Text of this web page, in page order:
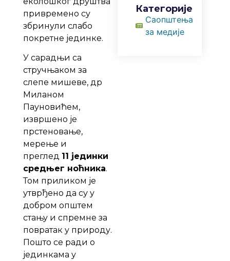
привремено су
збринули слабо
покретне јединке.
У сарадњи са
стручњаком за
слепе мишеве, др
Миланом
Пауновићем,
извршено је
прстеновање,
мерење и
преглед 11 јединки
средњег ноћника.
Том приликом је
утврђено да су у
добром општем
стању и спремне за
повратак у природу.
Пошто се ради о
јединкама у
Категорије
Саопштења
за медије